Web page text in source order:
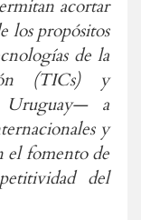
acortar
los propósitos
de la
(TICs) y
Uruguay— a
y
el fomento de
del